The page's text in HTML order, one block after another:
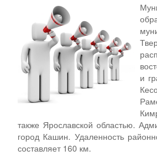
и
также Ярославской областью.
город Кашин. Удаленность
составляет 160 км.